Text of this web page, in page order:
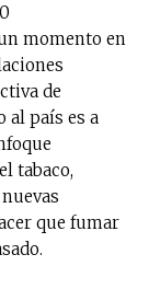
momento en
de
al país es a
tabaco,
que fumar